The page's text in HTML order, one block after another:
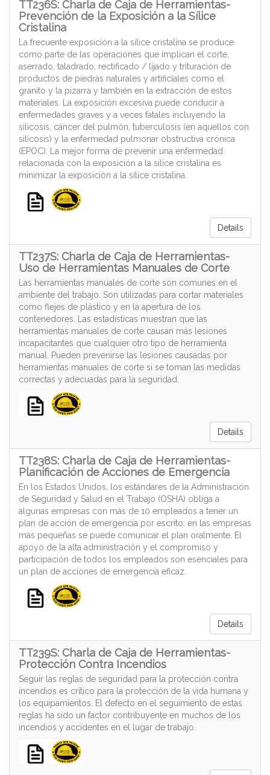
TT236S: Charla de Caja de Herramientas-
Prevención de la Exposición a la Sílice
Cristalina
La frecuente exposición a la sílice cristalina se produce
como parte de las operaciones que implican el corte,
aserrado, taladrado, rectificado / lijado y trituración de
productos de piedras naturales y artificiales como el
granito y la pizarra y también en la extracción de estos
materiales. La exposición excesiva puede conducir a
enfermedades graves y a veces fatales incluyendo la
silicosis, cáncer del pulmón, tuberculosis (en aquellos con
silicosis) y la enfermedad pulmonar obstructiva crónica
(EPOC). La mejor forma de prevenir una enfermedad
relacionada con la exposición a la sílice cristalina es
minimizar la exposición a la sílice cristalina.
Details
TT237S: Charla de Caja de Herramientas-
Uso de Herramientas Manuales de Corte
Las herramientas manuales de corte son comunes en el
ambiente del trabajo. Son utilizadas para cortar materiales
como flejes de plástico y en la apertura de los
contenedores. Las estadísticas muestran que las
herramientas manuales de corte causan más lesiones
incapacitantes que cualquier otro tipo de herramienta
manual. Pueden prevenirse las lesiones causadas por
herramientas manuales de corte si se toman las medidas
correctas y adecuadas para la seguridad.
Details
TT238S: Charla de Caja de Herramientas-
Planificación de Acciones de Emergencia
En los Estados Unidos, los estándares de la Administración
de Seguridad y Salud en el Trabajo (OSHA) obliga a
algunas empresas con más de 10 empleados a tener un
plan de acción de emergencia por escrito; en las empresas
más pequeñas se puede comunicar el plan oralmente. El
apoyo de la alta administración y el compromiso y
participación de todos los empleados son esenciales para
un plan de acciones de emergencia eficaz.
Details
TT239S: Charla de Caja de Herramientas-
Protección Contra Incendios
Seguir las reglas de seguridad para la protección contra
incendios es crítico para la protección de la vida humana y
los equipamientos. El defecto en el seguimiento de estas
reglas ha sido un factor contribuyente en muchos de los
incendios y accidentes en el lugar de trabajo.